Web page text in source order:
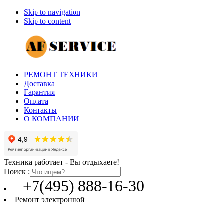
Skip to navigation
Skip to content
РЕМОНТ ТЕХНИКИ
Доставка
Гарантия
Оплата
Контакты
О КОМПАНИИ
Техника работает - Вы отдыхаете!
Поиск :
+7(495) 888-16-30
Ремонт электронной